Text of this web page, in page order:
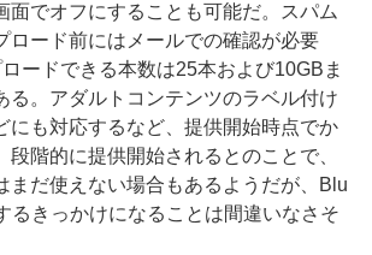
面でオフにすることも可能だ。スパム
ロード前にはメールでの確認が必要
ードできる本数は25本および10GBま
る。アダルトコンテンツのラベル付け
にも対応するなど、提供開始時点でか
段階的に提供開始されるとのことで、
まだ使えない場合もあるようだが、Blu
るきっかけになることは間違いなさそ